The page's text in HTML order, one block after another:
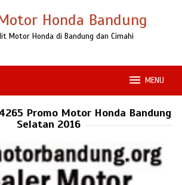
Honda Bandung
Motor Honda di Bandung dan Cimahi
MENU
Promo Motor Honda Bandung
Selatan 2016